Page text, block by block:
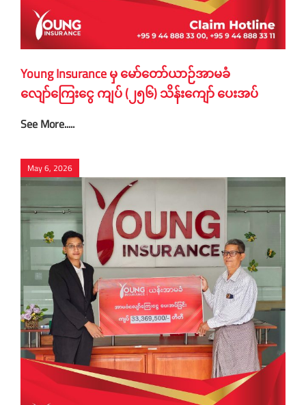
Young Insurance မှ မော်တော်ယာဉ်အာမခံ
လျော်ကြေးငွေ ကျပ် (၂၅၆) သိန်းကျော် ပေးအပ်
See More.....
May 6, 2026